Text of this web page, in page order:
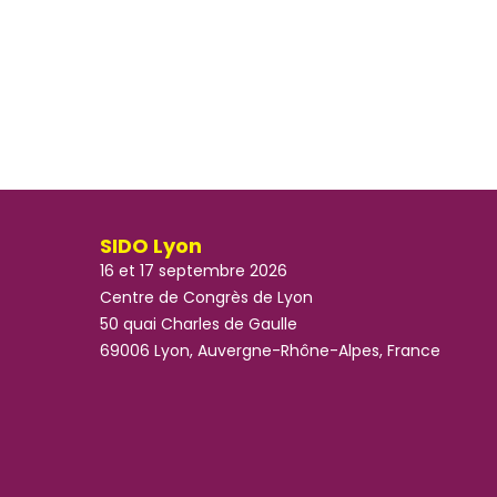
SIDO Lyon
16 et 17 septembre 2026
Centre de Congrès de Lyon
50 quai Charles de Gaulle
69006 Lyon, Auvergne-Rhône-Alpes, France